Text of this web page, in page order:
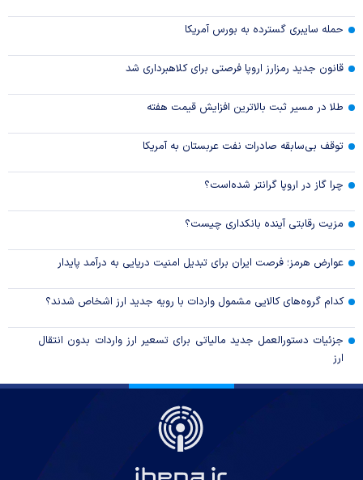
حمله سایبری گسترده به بورس آمریکا
قانون جدید رمزارز اروپا فرصتی برای کلاهبرداری شد
طلا در مسیر ثبت بالاترین افزایش قیمت هفته
توقف بی‌سابقه صادرات نفت عربستان به آمریکا
چرا گاز در اروپا گرانتر شده‌است؟
مزیت رقابتی آینده بانکداری چیست؟
عوارض هرمز؛ فرصت ایران برای تبدیل امنیت دریایی به درآمد پایدار
کدام گروه‌های کالایی مشمول واردات با رویه جدید ارز اشخاص شدند؟
جزئیات دستورالعمل جدید مالیاتی برای تسعیر ارز واردات بدون انتقال
ارز